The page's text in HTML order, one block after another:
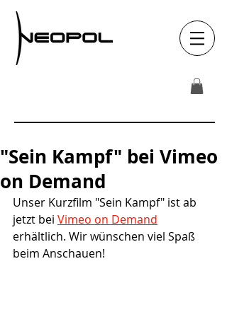
"Sein Kampf" bei Vimeo
on Demand
Unser Kurzfilm "Sein Kampf" ist ab
jetzt bei Vimeo on Demand
erhältlich. Wir wünschen viel Spaß
beim Anschauen!